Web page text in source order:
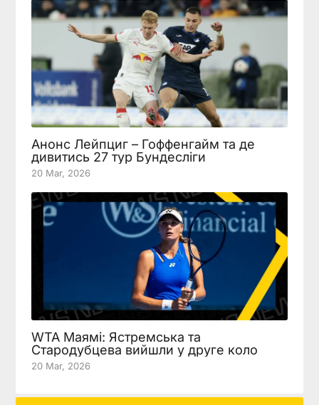
Анонс Лейпциг – Гоффенгайм та де
дивитись 27 тур Бундесліги
20 Mar, 2026
WTA Маямі: Ястремська та
Стародубцева вийшли у друге коло
20 Mar, 2026